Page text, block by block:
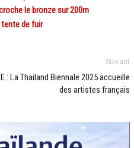
le bronze sur 200m
tente de fuir
Suivant
: La Thailand Biennale 2025 accueille
des artistes français